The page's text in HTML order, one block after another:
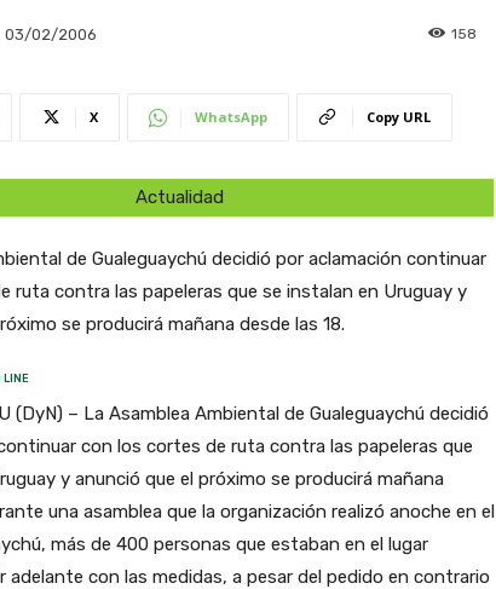
03/02/2006 158
X WhatsApp Copy URL
Actualidad
de Gualeguaychú decidió por aclamación continuar
ruta contra las papeleras que se instalan en Uruguay y
se producirá mañana desde las 18.
LINE
(DyN) – La Asamblea Ambiental de Gualeguaychú decidió
con los cortes de ruta contra las papeleras que
y anunció que el próximo se producirá mañana
una asamblea que la organización realizó anoche en el
más de 400 personas que estaban en el lugar
adelante con las medidas, a pesar del pedido en contrario